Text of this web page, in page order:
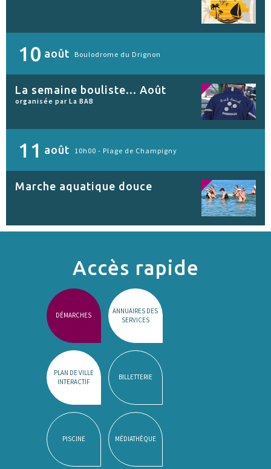
10 août Boulodrome du Drignon
La semaine bouliste... Août
organisée par La BAB
11 août 10h00 - Plage de Champigny
Marche aquatique douce
Accès rapide
DÉMARCHES
ANNUAIRES DES
SERVICES
PLAN DE VILLE
INTERACTIF
BILLETTERIE
PISCINE MÉDIATHÈQUE